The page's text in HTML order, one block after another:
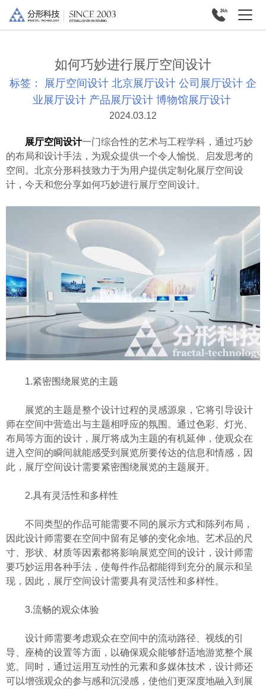
如何巧妙进行展厅空间设计
标签： 展厅空间设计 北京展厅设计 公司展厅设计 企
业展厅设计 产品展厅设计 博物馆展厅设计
2024.03.12
展厅空间设计一门综合性的艺术与工程学科，通过巧妙
的布局和设计手法，为观众提供一个令人愉悦、启发思考的
空间。北京分形科技致力于为用户提供定制化展厅空间设
计，今天和您分享如何巧妙进行展厅空间设计。
1.紧密围绕展览的主题
展览的主题是整个设计过程的灵感源泉，它将引导设计
师在空间中营造出与主题相呼应的氛围。通过色彩、灯光、
布局等方面的设计，展厅将成为主题的有机延伸，使观众在
进入空间的瞬间就能感受到展览所要传达的信息和情感，因
此，展厅空间设计需要紧密围绕展览的主题展开。
2.具有灵活性和多样性
不同类型的作品可能需要不同的展示方式和陈列布局，
因此设计师需要在空间中留有足够的变化余地。艺术品的尺
寸、形状、材质等因素都将影响展览空间的设计，设计师需
要巧妙运用各种手法，使每件作品都能得到充分的展示和呈
现，因此，展厅空间设计需要具有灵活性和多样性。
3.流畅的观众体验
设计师需要考虑观众在空间中的流动路径、视线的引
导、座椅的设置等方面，以确保观众能够舒适地游览整个展
览。同时，通过运用互动性的元素和多媒体技术，设计师还
可以增强观众的参与感和沉浸感，使他们更深度地融入到展